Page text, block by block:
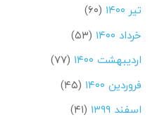
تیر ۱۴۰۰
(۶۰)
خرداد ۱۴۰۰
(۵۳)
اردیبهشت ۱۴۰۰
(۷۷)
فروردین ۱۴۰۰
(۴۵)
اسفند ۱۳۹۹
(۴۱)